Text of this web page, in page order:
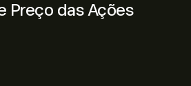
Preço das Ações